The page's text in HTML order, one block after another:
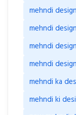
mehndi
mehndi
mehndi
mehndi
mehndi ka
mehndi ki